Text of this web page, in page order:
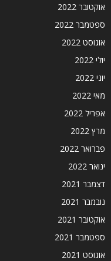
אוקטובר 2022
ספטמבר 2022
אוגוסט 2022
יולי 2022
יוני 2022
מאי 2022
אפריל 2022
מרץ 2022
פברואר 2022
ינואר 2022
דצמבר 2021
נובמבר 2021
אוקטובר 2021
ספטמבר 2021
אוגוסט 2021